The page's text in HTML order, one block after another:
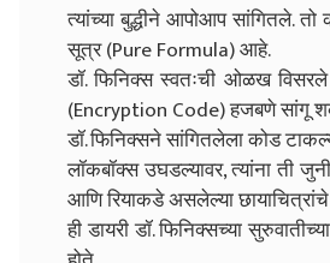
त्यांच्या बुद्धीने आपोआप सांगितले.
सूत्र (Pure Formula) आहे.
डॉ. फिनिक्स स्वतःची ओळख विसरले
(Encryption Code) हजबणे सांगू
डॉ. फिनिक्सने सांगितलेला कोड
लॉकबॉक्स उघडल्यावर, त्यांना ती
आणि रियाकडे असलेल्या
ही डायरी डॉ. फिनिक्सच्या